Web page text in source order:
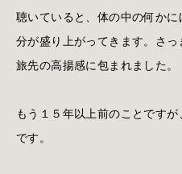
聴いていると、体の中の何か
分が盛り上がってきます。さっ
旅先の高揚感に包まれました。
もう１５年以上前のことです
です。